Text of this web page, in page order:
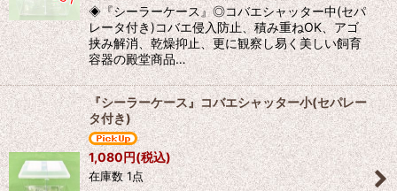
◈『シーラーケース』◎コバエシャッター中(セパ
レータ付き)コバエ侵入防止、積み重ねOK、アゴ
挟み解消、乾燥抑止、更に観察し易く美しい飼育
容器の殿堂商品…
『シーラーケース』コバエシャッター小(セパレー
タ付き)
1,080円(税込)
在庫数 1点